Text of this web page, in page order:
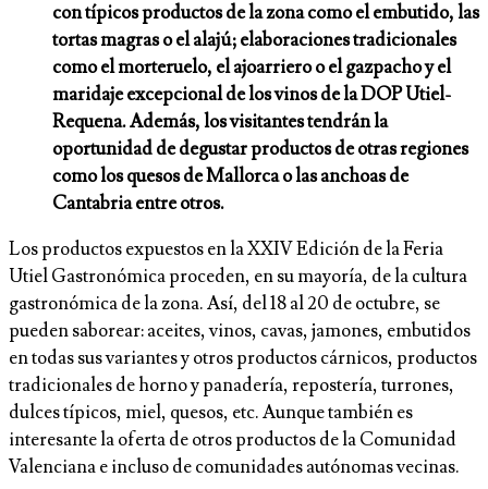
con típicos productos de la zona como el embutido, las
tortas magras o el alajú; elaboraciones tradicionales
como el morteruelo, el ajoarriero o el gazpacho y el
maridaje excepcional de los vinos de la DOP Utiel-
Requena. Además, los visitantes tendrán la
oportunidad de degustar productos de otras regiones
como los quesos de Mallorca o las anchoas de
Cantabria entre otros.
Los productos expuestos en la XXIV Edición de la Feria
Utiel Gastronómica proceden, en su mayoría, de la cultura
gastronómica de la zona. Así, del 18 al 20 de octubre, se
pueden saborear: aceites, vinos, cavas, jamones, embutidos
en todas sus variantes y otros productos cárnicos, productos
tradicionales de horno y panadería, repostería, turrones,
dulces típicos, miel, quesos, etc. Aunque también es
interesante la oferta de otros productos de la Comunidad
Valenciana e incluso de comunidades autónomas vecinas.